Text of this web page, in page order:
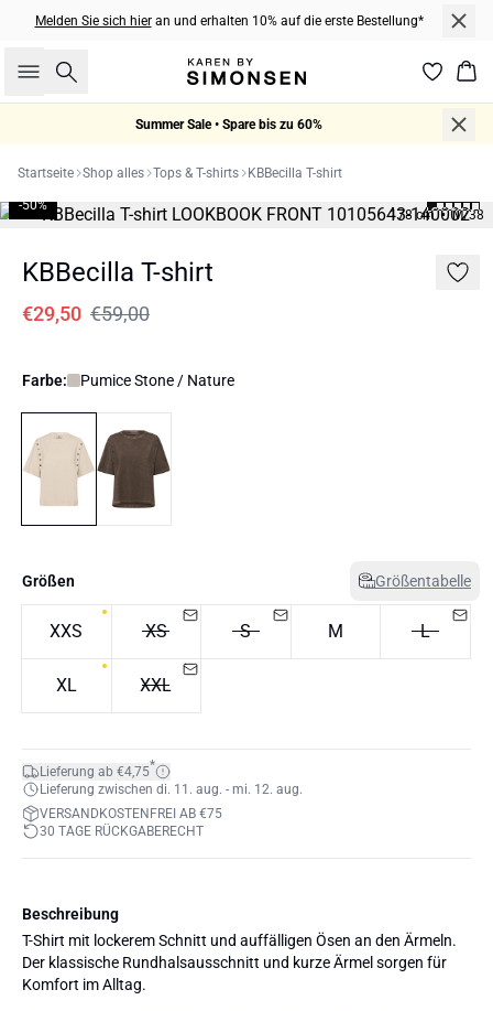
Melden Sie sich hieran und erhalten 10% auf die erste Bestellung*
Suche
Summer Sale • Spare bis zu 60%
Startseite Shop alles Tops & T-shirts KBBecilla T-shirt
178 cm • M/38
-50%
KBBecilla T-shirt
€29,50 €59,00
Farbe: Pumice Stone / Nature
Größen Größentabelle
XXS XS S M L
XL XXL
Lieferung ab €4,75*
Lieferung zwischen di. 11. aug. - mi. 12. aug.
VERSANDKOSTENFREI AB €75
30 TAGE RÜCKGABERECHT
Beschreibung
T-Shirt mit lockerem Schnitt und auffälligen Ösen an den Ärmeln.
Der klassische Rundhalsausschnitt und kurze Ärmel sorgen für
Komfort im Alltag.